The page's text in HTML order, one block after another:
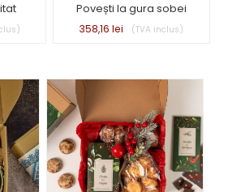
Povești la gura sobei
358,16lei